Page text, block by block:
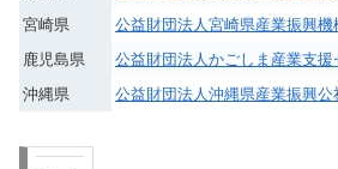
宮崎県
公益財団法人宮崎県産業振興機
鹿児島県
公益財団法人かごしま産業支援
沖縄県
公益財団法人沖縄県産業振興公